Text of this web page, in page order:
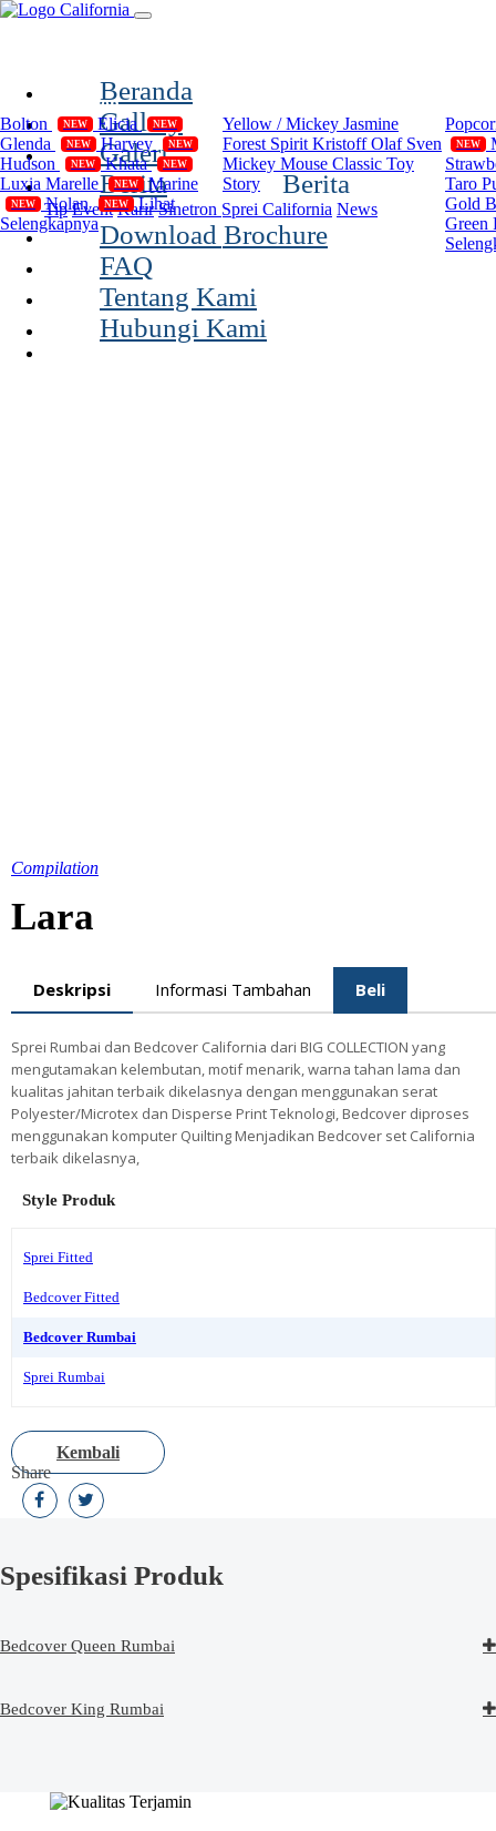
Beranda
Gallery
Galeri
Compilation
Bolton
NEW Elicia NEW
Glenda NEW Harvey NEW
Hudson NEW Khata NEW
Luxia Marelle NEW Marine
NEW Nolan NEW
Lihat
Selengkapnya
Yellow / Mickey Jasmine
Forest Spirit Kristoff Olaf Sven
Mickey Mouse Classic Toy
Story
NEW
Taro
Gold
Green
Berita Berita
Tip Event Karir Sinetron Sprei California News
Download Brochure
FAQ
Tentang Kami
Hubungi Kami
Compilation
Lara
Deskripsi Informasi Tambahan Beli
Sprei Rumbai dan Bedcover California dari BIG COLLECTION yang
mengutamakan kelembutan, motif menarik, warna tahan lama dan
kualitas jahitan terbaik dikelasnya dengan menggunakan serat
Polyester/Microtex dan Disperse Print Teknologi, Bedcover diproses
menggunakan komputer Quilting Menjadikan Bedcover set California
terbaik dikelasnya,
Style Produk
Sprei Fitted
Bedcover Fitted
Bedcover Rumbai
Sprei Rumbai
Kembali
Share
Spesifikasi Produk
Bedcover Queen Rumbai
Bedcover King Rumbai